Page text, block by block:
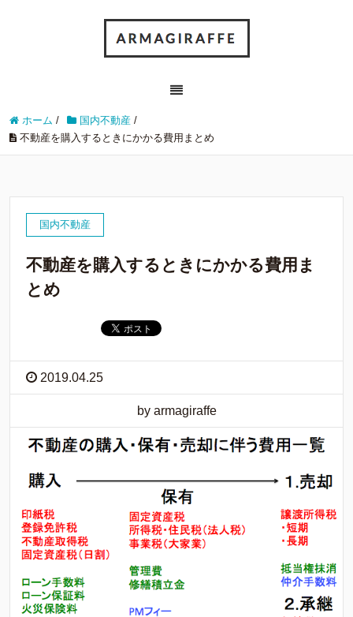
ホーム / 国内不動産 /
不動産を購入するときにかかる費用まとめ
国内不動産
不動産を購入するときにかかる費用ま
とめ
2019.04.25
by armagiraffe